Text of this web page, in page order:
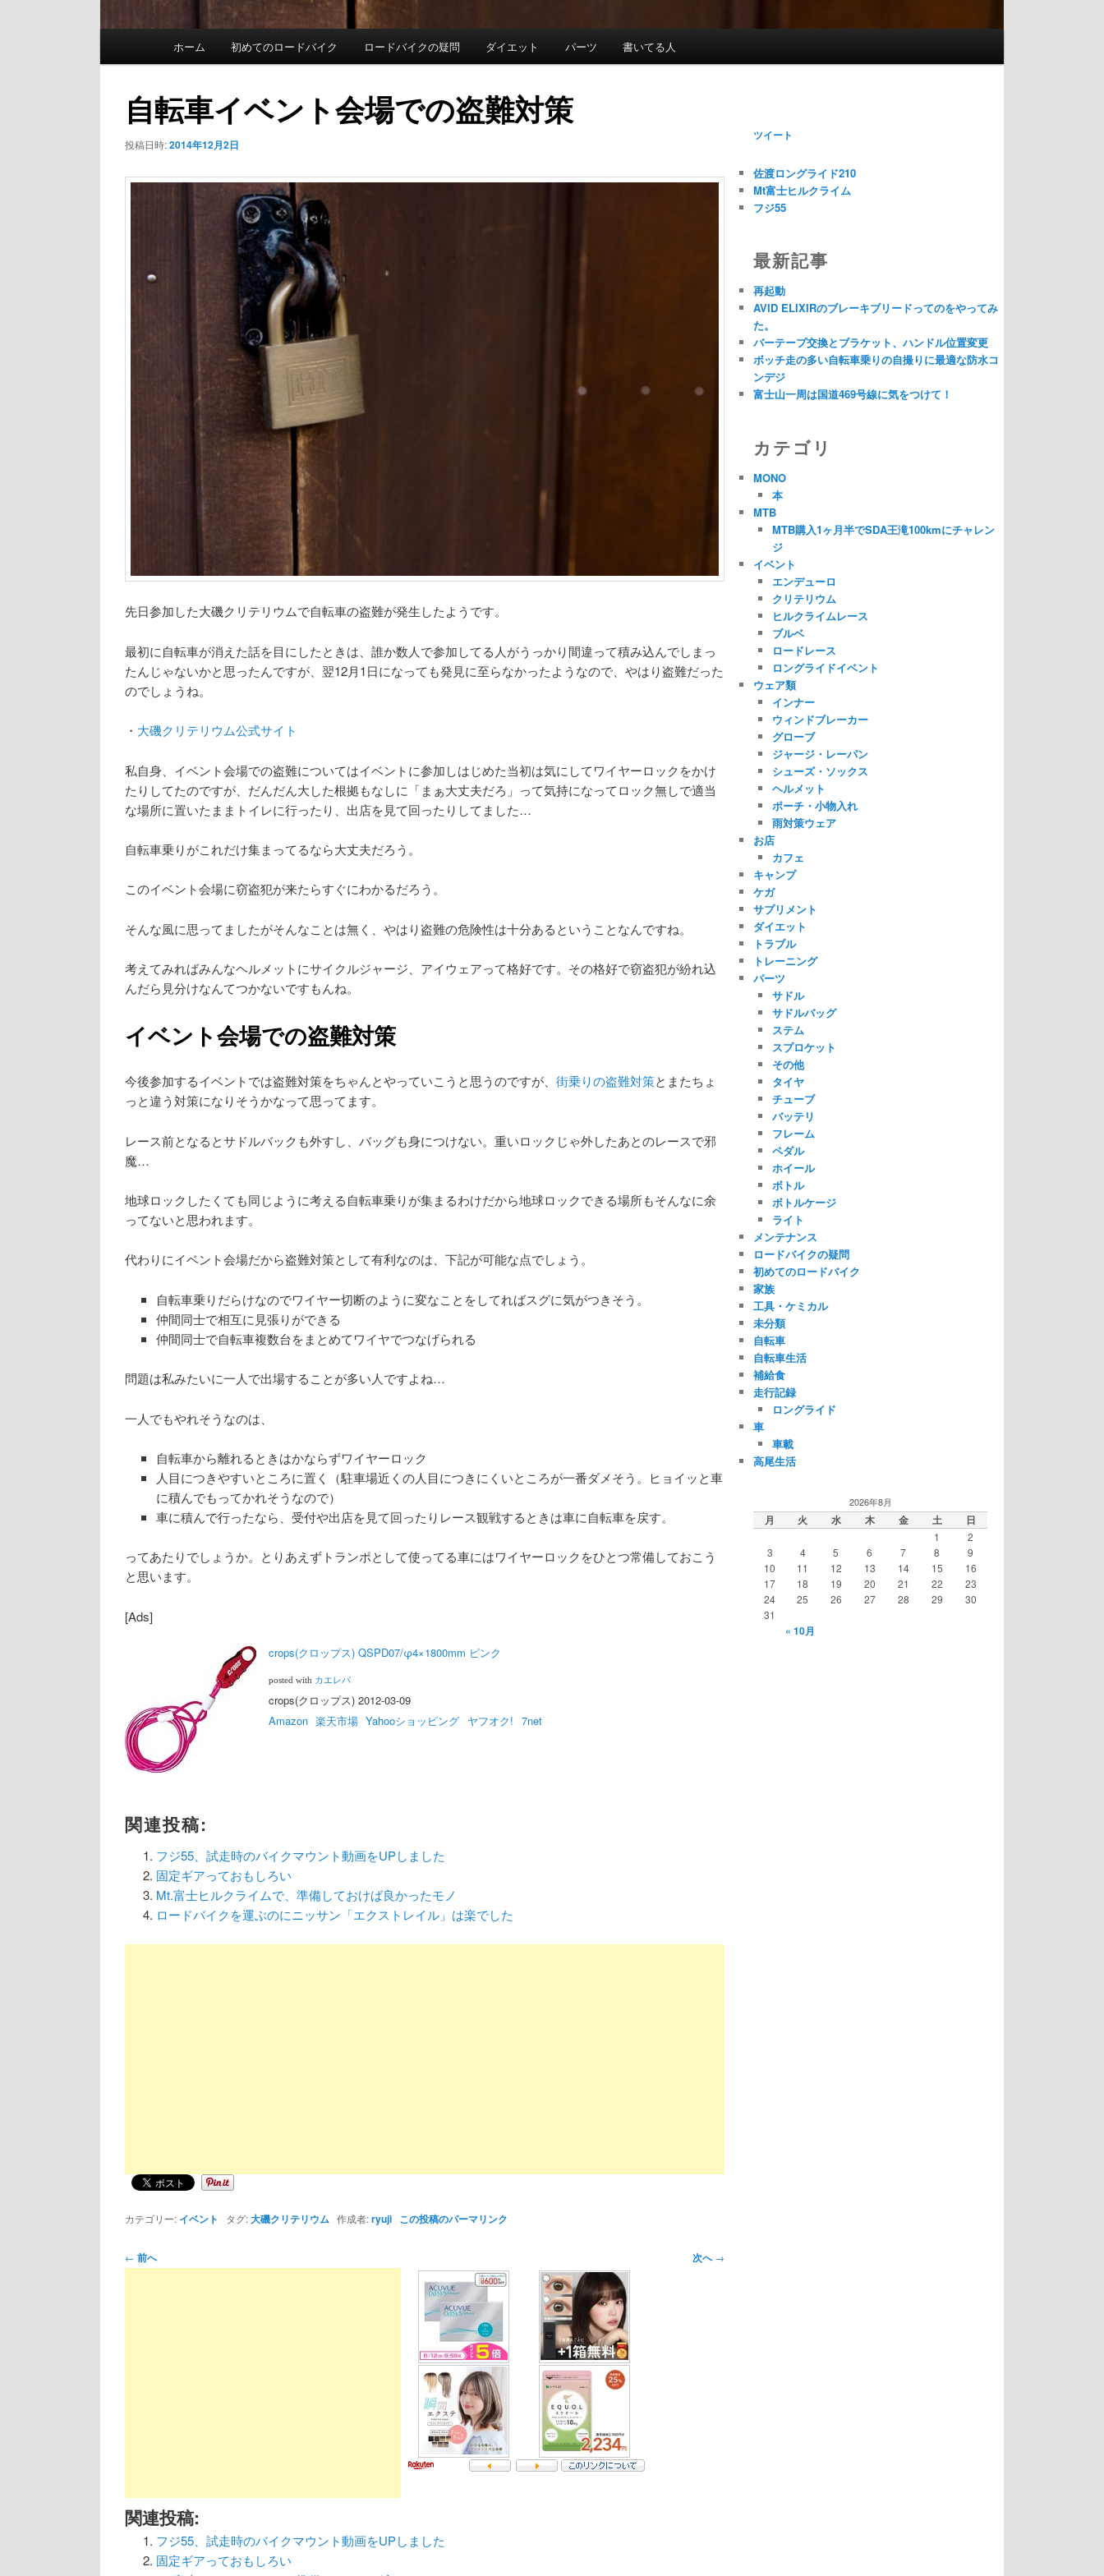
イ
ホーム 初めてのロードバイク ロードバイクの疑問 ダイエット パーツ 書いてる人
自転車イベント会場での盗難対策
投稿日時:2014年12月2日
先日参加した大磯クリテリウムで自転車の盗難が発生したようです。
最初に自転車が消えた話を目にしたときは、誰か数人で参加してる人がうっかり間違って積み込んでしまっ
たんじゃないかと思ったんですが、翌12月1日になっても発見に至らなかったようなので、やはり盗難だった
のでしょうね。
・ 大磯クリテリウム公式サイト
私自身、イベント会場での盗難についてはイベントに参加しはじめた当初は気にしてワイヤーロックをかけ
たりしてたのですが、だんだん大した根拠もなしに「まぁ大丈夫だろ」って気持になってロック無しで適当
な場所に置いたままトイレに行ったり、出店を見て回ったりしてました…
自転車乗りがこれだけ集まってるなら大丈夫だろう。
このイベント会場に窃盗犯が来たらすぐにわかるだろう。
そんな風に思ってましたがそんなことは無く、やはり盗難の危険性は十分あるということなんですね。
考えてみればみんなヘルメットにサイクルジャージ、アイウェアって格好です。その格好で窃盗犯が紛れ込
んだら見分けなんてつかないですもんね。
イベント会場での盗難対策
今後参加するイベントでは盗難対策をちゃんとやっていこうと思うのですが、 街乗りの盗難対策とまたちょ
っと違う対策になりそうかなって思ってます。
レース前となるとサドルバックも外すし、バッグも身につけない。重いロックじゃ外したあとのレースで邪
魔…
地球ロックしたくても同じように考える自転車乗りが集まるわけだから地球ロックできる場所もそんなに余
ってないと思われます。
代わりにイベント会場だから盗難対策として有利なのは、下記が可能な点でしょう。
自転車乗りだらけなのでワイヤー切断のように変なことをしてればスグに気がつきそう。
仲間同士で相互に見張りができる
仲間同士で自転車複数台をまとめてワイヤでつなげられる
問題は私みたいに一人で出場することが多い人ですよね…
一人でもやれそうなのは、
自転車から離れるときはかならずワイヤーロック
人目につきやすいところに置く（駐車場近くの人目につきにくいところが一番ダメそう。ヒョイッと車
に積んでもってかれそうなので）
車に積んで行ったなら、受付や出店を見て回ったりレース観戦するときは車に自転車を戻す。
ってあたりでしょうか。とりあえずトランポとして使ってる車にはワイヤーロックをひとつ常備しておこう
と思います。
[Ads]
crops(クロップス) QSPD07/φ4×1800mm ピンク
posted with カエレバ
crops(クロップス) 2012-03-09
Amazon 楽天市場 Yahooショッピング ヤフオク! 7net
関連投稿:
フジ55、試走時のバイクマウント動画をUPしました
固定ギアっておもしろい
Mt.富士ヒルクライムで、準備しておけば良かったモノ
ロードバイクを運ぶのにニッサン「エクストレイル」は楽でした
カテゴリー: イベント タグ:大磯クリテリウム 作成者:ryuji この投稿のパーマリンク
投
← 前へ 次へ→
関連投稿:
フジ55、試走時のバイクマウント動画をUPしました
固定ギアっておもしろい
ツイート
佐渡ロングライド210
Mt富士ヒルクライム
フジ55
最新記事
再起動
AVID ELIXIRのブレーキブリードってのをやってみ
た。
バーテープ交換とブラケット、ハンドル位置変更
ボッチ走の多い自転車乗りの自撮りに最適な防水コ
ンデジ
富士山一周は国道469号線に気をつけて！
カテゴリ
MONO
本
MTB
MTB購入1ヶ月半でSDA王滝100kmにチャレン
ジ
イベント
エンデューロ
クリテリウム
ヒルクライムレース
ブルベ
ロードレース
ロングライドイベント
ウェア類
インナー
ウィンドブレーカー
グローブ
ジャージ・レーパン
シューズ・ソックス
ヘルメット
ポーチ・小物入れ
雨対策ウェア
お店
カフェ
キャンプ
ケガ
サプリメント
ダイエット
トラブル
トレーニング
パーツ
サドル
サドルバッグ
ステム
スプロケット
その他
タイヤ
チューブ
バッテリ
フレーム
ペダル
ホイール
ボトル
ボトルケージ
ライト
メンテナンス
ロードバイクの疑問
初めてのロードバイク
家族
工具・ケミカル
未分類
自転車
自転車生活
補給食
走行記録
ロングライド
車
車載
高尾生活
2026年8月
月 火 水 木 金 土 日
1
2
3
4 5 6 7 8
9
10
11 12 13 14 15
16
17
18 19 20 21 22
23
24
25 26 27 28 29
30
31
« 10月